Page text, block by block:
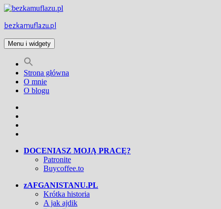
Przejdź
treści
bezkamuflazu.pl
Menu i widgety
Strona główna
O mnie
O blogu
DOCENIASZ MOJĄ PRACĘ?
Patronite
Buycoffee.to
zAFGANISTANU.PL
Krótka historia
A jak ajdik